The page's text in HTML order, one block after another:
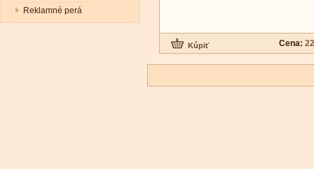
Reklamné perá
Cena: